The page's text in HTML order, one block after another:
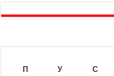
П
У С